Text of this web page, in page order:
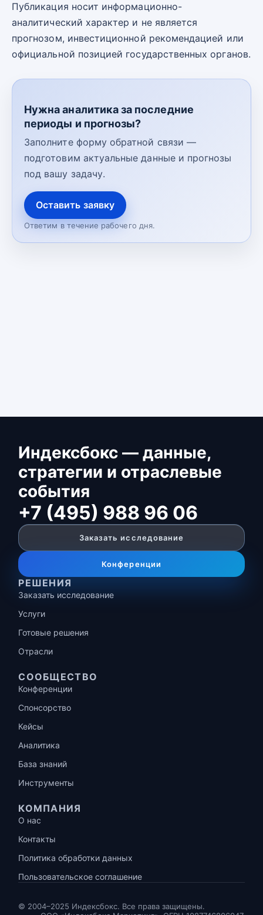
Публикация носит информационно-
аналитический характер и не является
прогнозом, инвестиционной рекомендацией или
официальной позицией государственных органов.
Нужна аналитика за последние
периоды и прогнозы?
Заполните форму обратной связи —
подготовим актуальные данные и прогнозы
под вашу задачу.
Оставить заявку
Ответим в течение рабочего дня.
Индексбокс — данные,
стратегии и отраслевые
события
+7 (495) 988 96 06
Заказать исследование
Конференции
РЕШЕНИЯ
Заказать исследование
Услуги
Готовые решения
Отрасли
СООБЩЕСТВО
Конференции
Спонсорство
Кейсы
Аналитика
База знаний
Инструменты
КОМПАНИЯ
О нас
Контакты
Политика обработки данных
Пользовательское соглашение
© 2004–2025 Индексбокс. Все права защищены.